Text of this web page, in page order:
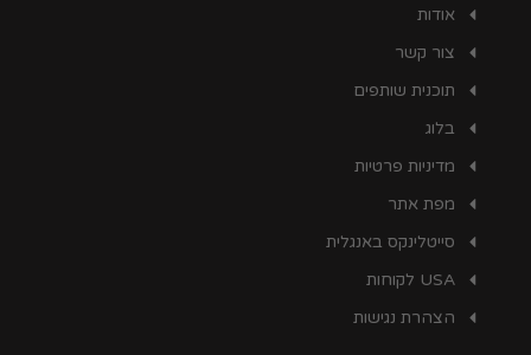
אודות
צור קשר
תוכנית שותפים
בלוג
מדיניות פרטיות
מפת אתר
סייטלינקס באנגלית
USA לקוחות
הצהרת נגישות